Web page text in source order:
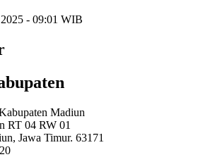
- 09:01 WIB
Madiun
RT 04 RW 01
Jawa Timur. 63171